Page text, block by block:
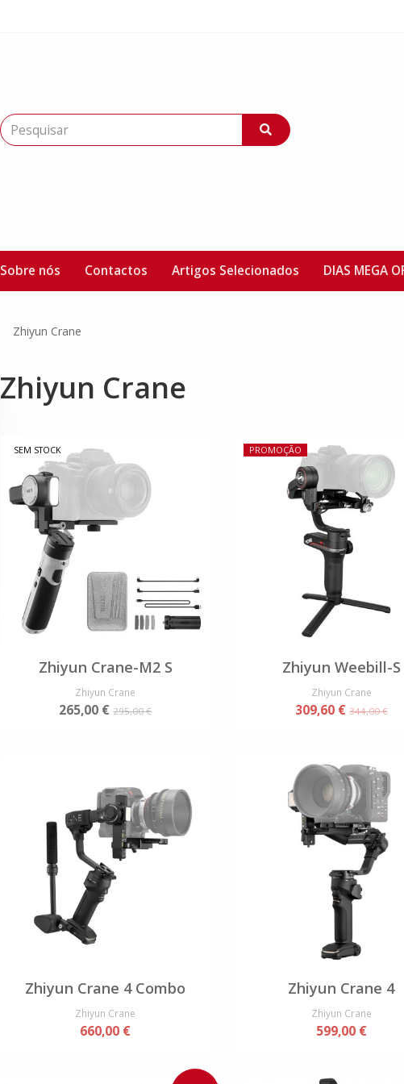
Sobre nós Contactos Artigos Selecionados DIAS MEGA
Zhiyun Crane
Zhiyun Crane
SEM STOCK
Zhiyun Crane-M2 S
Zhiyun Crane
265,00 €295,00 €
PROMOÇÃO
Zhiyun Weebill-S
Zhiyun Crane
309,60 €344,00 €
Zhiyun Crane 4 Combo
Zhiyun Crane
660,00 €
Zhiyun Crane 4
Zhiyun Crane
599,00 €